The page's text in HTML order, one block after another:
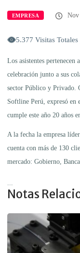
EMPRESA Nov
5.377 Visitas
Los asistentes
celebración junto a sus
sector Público y Privado.
Softline Perú, expresó en
cumple este año 20 años
A la fecha la empresa
cuenta con más de 130
mercado: Gobierno,
Notas